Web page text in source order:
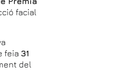
facial
feia 31
del